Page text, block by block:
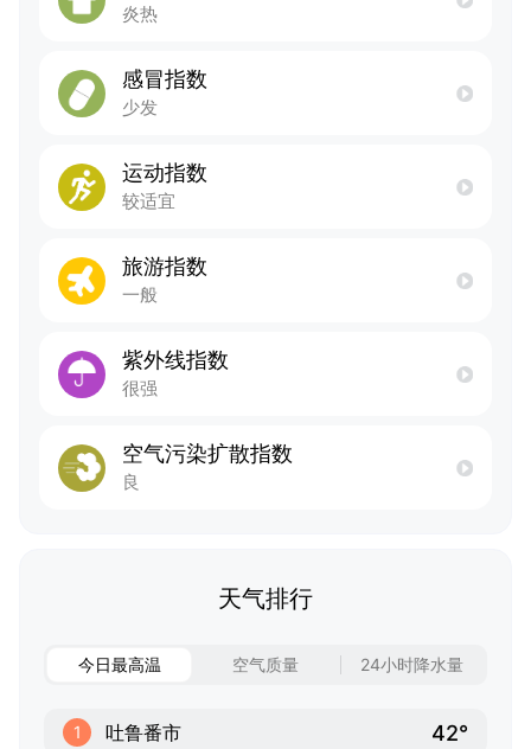
炎热
感冒指数
少发
运动指数
较适宜
旅游指数
一般
紫外线指数
很强
空气污染扩散指数
良
天气排行
今日最高温 空气质量 24小时降水量
1 吐鲁番市 42°